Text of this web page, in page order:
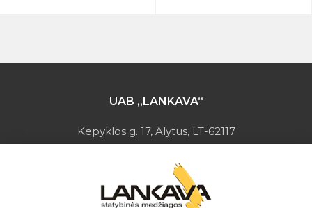
UAB „LANKAVA“
Kepyklos g. 17, Alytus, LT-62117
Įmonės kodas: 149728275
PVM mokėtojo kodas: LT497282716
A.s.: LT037044060001923651
AB SEB bankas